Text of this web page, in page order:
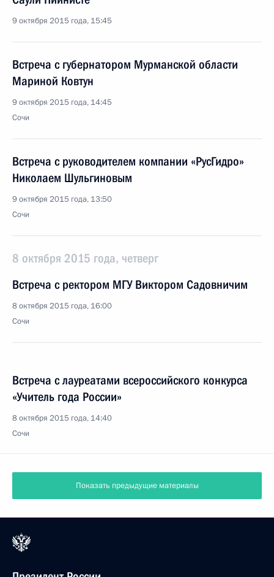
9 октября 2015 года, 15:45
Встреча с губернатором Мурманской области
Мариной Ковтун
9 октября 2015 года, 14:45
Сочи
Встреча с руководителем компании «РусГидро»
Николаем Шульгиновым
9 октября 2015 года, 13:50
Сочи
8 октября 2015 года, четверг
Встреча с ректором МГУ Виктором Садовничим
8 октября 2015 года, 16:00
Сочи
Встреча с лауреатами всероссийского конкурса
«Учитель года России»
8 октября 2015 года, 14:40
Сочи
Показать предыдущие материалы